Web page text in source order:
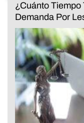
¿Cuánto
Demanda Por